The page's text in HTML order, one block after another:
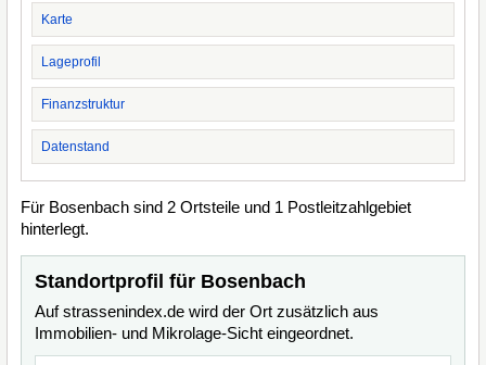
Karte
Lageprofil
Finanzstruktur
Datenstand
Für Bosenbach sind 2 Ortsteile und 1 Postleitzahlgebiet
hinterlegt.
Standortprofil für Bosenbach
Auf strassenindex.de wird der Ort zusätzlich aus
Immobilien- und Mikrolage-Sicht eingeordnet.